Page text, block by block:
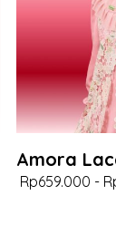
Amora
Rp659.000 -